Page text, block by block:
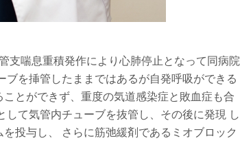
支喘息重積発作により心肺停止となって同病院
を挿管したままではあるが自発呼吸ができる
とができず、重度の気道感染症と敗血症も合
て気管内チューブを抜管し、その後に発現 し
投与し、 さらに筋弛緩剤であるミオブロック